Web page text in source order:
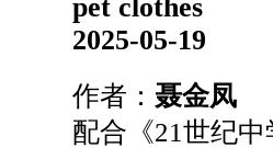
pet clothes
2025-05-19
作者： 聂金凤
配合《21世纪